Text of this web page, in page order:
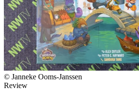
© Janneke Ooms-Janssen
Review